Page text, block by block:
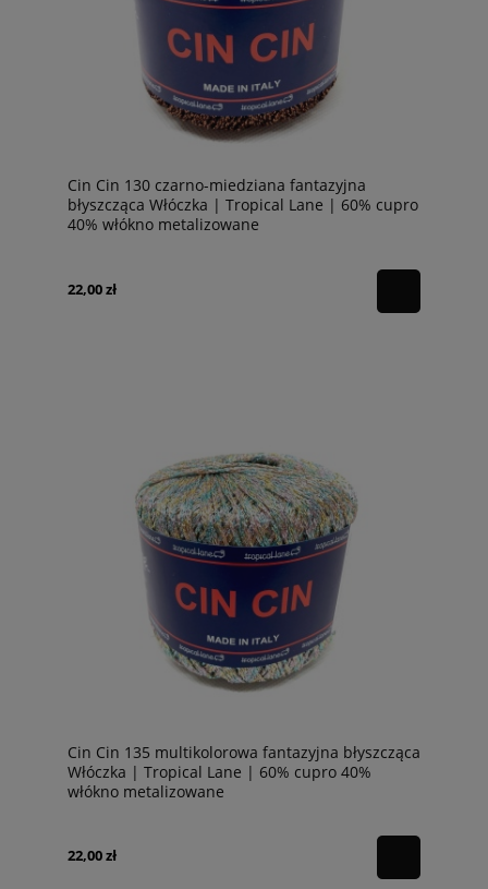
Cin Cin 130 czarno-miedziana fantazyjna
błyszcząca Włóczka | Tropical Lane | 60% cupro
40% włókno metalizowane
22,00 zł
Cin Cin 135 multikolorowa fantazyjna błyszcząca
Włóczka | Tropical Lane | 60% cupro 40%
włókno metalizowane
22,00 zł